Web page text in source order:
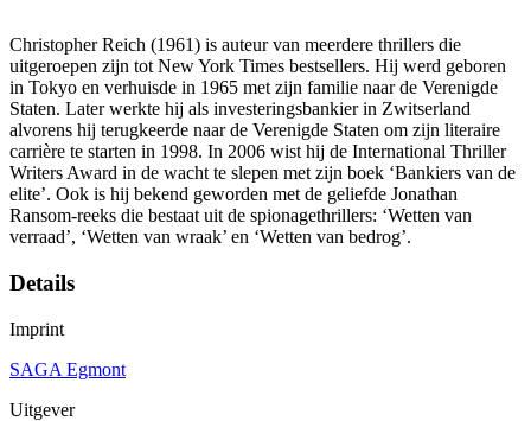
Christopher Reich (1961) is auteur van meerdere thrillers die
uitgeroepen zijn tot New York Times bestsellers. Hij werd geboren
in Tokyo en verhuisde in 1965 met zijn familie naar de Verenigde
Staten. Later werkte hij als investeringsbankier in Zwitserland
alvorens hij terugkeerde naar de Verenigde Staten om zijn literaire
carrière te starten in 1998. In 2006 wist hij de International Thriller
Writers Award in de wacht te slepen met zijn boek ‘Bankiers van de
elite’. Ook is hij bekend geworden met de geliefde Jonathan
Ransom-reeks die bestaat uit de spionagethrillers: ‘Wetten van
verraad’, ‘Wetten van wraak’ en ‘Wetten van bedrog’.
Details
Imprint
SAGA Egmont
Uitgever